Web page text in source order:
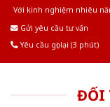
Với kinh nghiệm nhiêu
Gửi yêu cầu tư vấn
Yêu cầu gọi lại (3 phút)
ĐỐI